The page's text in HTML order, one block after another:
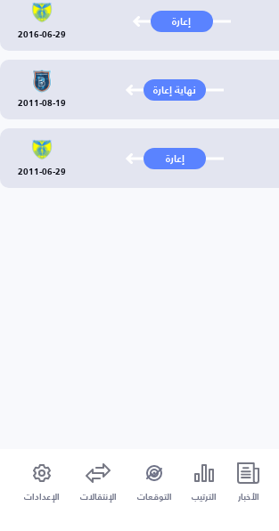
إعارة
2016-06-29
نهاية إعارة
2011-08-19
إعارة
2011-06-29
الأخبار الترتيب التوقعات الإنتقالات الإعدادات